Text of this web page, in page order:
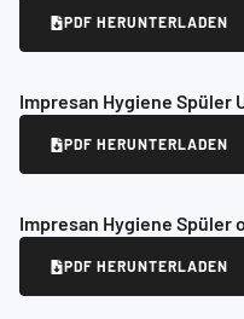
PDF HERUNTERLADEN
Impresan Hygiene Spüler
PDF HERUNTERLADEN
Impresan Hygiene Spüler
PDF HERUNTERLADEN